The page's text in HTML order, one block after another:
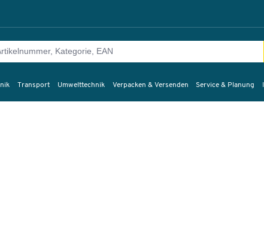
Transport Umwelttechnik Verpacken & Versenden Service & Planung
Bilder